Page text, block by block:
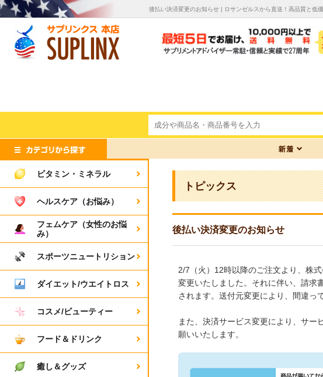
後払い決済変更のお知らせ | ロサンゼルスから直送！高品質と低
トピックス
後払い決済変更のお知らせ
2/7（火）12時以降のご注文より、株
変更いたしました。それに伴い、請求
されます。送付元変更により、間違っ
また、決済サービス変更により、サー
願いいたします。
ビタミン・ミネラル
ヘルスケア（お悩み）
フェムケア（女性のお悩
み）
スポーツニュートリション
ダイエット/ウエイトロス
コスメ/ビューティー
フード＆ドリンク
癒し＆グッズ